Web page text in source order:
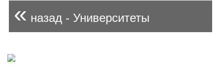
« назад - Университеты